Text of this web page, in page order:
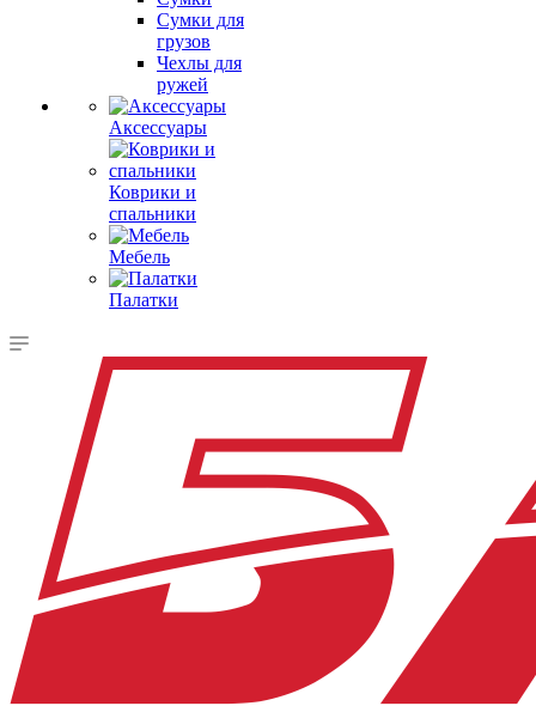
Сумки для
грузов
Чехлы для
ружей
Аксессуары
Коврики и
спальники
Мебель
Палатки